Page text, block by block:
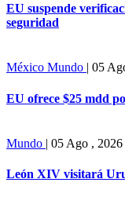
EU suspende
seguridad
México Mundo | 05
EU ofrece $25 mdd
Mundo | 05 Ago , 2026
León XIV visitará